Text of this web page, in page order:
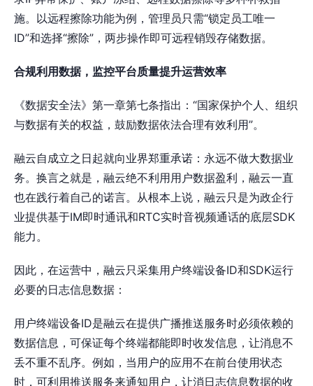
施。以远程擦除功能为例，管理员只需“锁定员工唯一
ID”和选择“擦除”，两步操作即可远程销毁存储数据。
合规利用数据，监控平台质量提升运营效率
《数据安全法》第一章第七条指出：“国家保护个人、组织
与数据有关的权益，鼓励数据依法合理有效利用”。
融云自成立之日起就向业界郑重承诺：永远不做大数据业
务。换言之就是，融云绝不利用用户数据盈利，融云一直
也在践行着自己的诺言。从根本上说，融云只是为政企行
业提供基于IM即时通讯和RTC实时音视频通话的底层SDK
能力。
因此，在运营中，融云只采集用户终端设备ID和SDK运行
必要的日志信息数据：
​用户终端设备ID是融云在提供广播推送服务时必须依赖的
数据信息，可保证每个终端都能即时收发信息，让消息不
丢不重不乱序。例如，当用户的应用不在前台使用状态
时，可利用推送服务来通知用户，让消日志信息数据的收